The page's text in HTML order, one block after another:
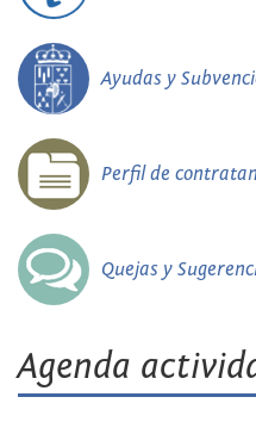
Ayudas y
Perfil de
Quejas y
Agenda